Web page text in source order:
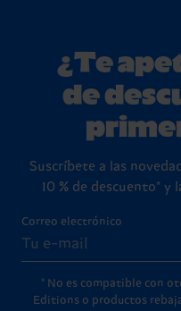
¿Te
de
Suscríbete a las
10 % de descuento*
Correo electrónico
* No es compatible con
Editions o productos